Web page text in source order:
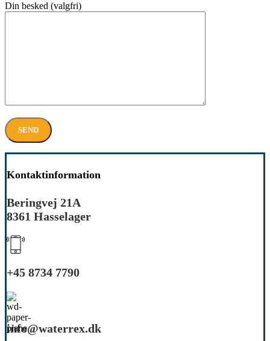
Din besked (valgfri)
Kontaktinformation
Beringvej 21A
8361 Hasselager
+45 8734 7790
info@waterrex.dk